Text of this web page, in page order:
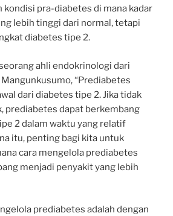
kondisi pra-diabetes di mana kadar
lebih tinggi dari normal, tetapi
diabetes tipe 2.
ahli endokrinologi dari
“Prediabetes
dari diabetes tipe 2. Jika tidak
prediabetes dapat berkembang
2 dalam waktu yang relatif
itu, penting bagi kita untuk
cara mengelola prediabetes
menjadi penyakit yang lebih
prediabetes adalah dengan